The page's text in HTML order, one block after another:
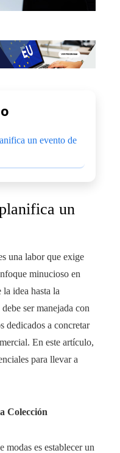
un evento de
un
una labor que exige
minucioso en
idea hasta la
ser manejada con
dedicados a concretar
En este artículo,
para llevar a
Colección
es establecer un